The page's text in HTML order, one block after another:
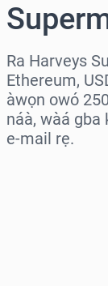
Ra Harveys
Ethereum,
àwọn owó
náà, wàá gba
e-mail rẹ.